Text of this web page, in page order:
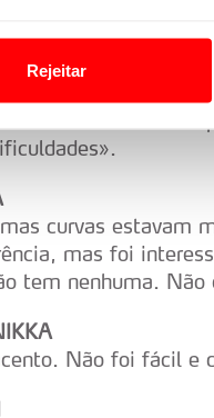
para melhorar a sua
de redes sociais, bem
na UE e em países
que as transferências
e quando tal se afigure
o bloqueio de certo
Website e nos serviços
Rejeitar
em que ficaram
em alguns
cada vez mais
curvas estavam
mas foi
tem nenhuma. Não
Não foi fácil e